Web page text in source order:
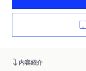
内容紹介